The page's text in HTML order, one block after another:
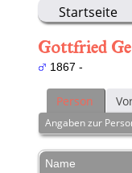
Startseite
Gottfried
1867 -
Person
Angaben zur
Name